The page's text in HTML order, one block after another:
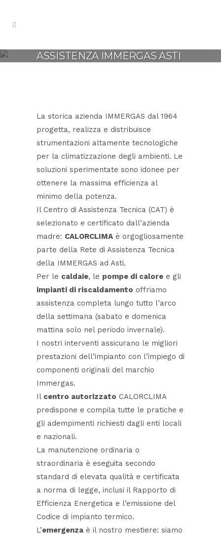
ASSISTENZA IMMERGAS ASTI
La storica azienda IMMERGAS dal 1964
progetta, realizza e distribuisce
strumentazioni altamente tecnologiche
per la climatizzazione degli ambienti. Le
soluzioni sperimentate sono idonee per
ottenere la massima efficienza al
minimo della potenza.
Il Centro di Assistenza Tecnica (CAT) è
selezionato e certificato dall’azienda
madre: CALORCLIMA è orgogliosamente
parte della Rete di Assistenza Tecnica
della IMMERGAS ad Asti.
Per le caldaie, le pompe di calore e gli
impianti di riscaldamento offriamo
assistenza completa lungo tutto l’arco
della settimana (sabato e domenica
mattina solo nel periodo invernale).
I nostri interventi assicurano le migliori
prestazioni dell’impianto con l’impiego di
componenti originali del marchio
Immergas.
Il centro autorizzato CALORCLIMA
predispone e compila tutte le pratiche e
gli adempimenti richiesti dagli enti locali
e nazionali.
La manutenzione ordinaria o
straordinaria è eseguita secondo
standard di elevata qualità e certificata
a norma di legge, inclusi il Rapporto di
Efficienza Energetica e l’emissione del
Codice di impianto termico.
L’emergenza è il nostro mestiere: siamo